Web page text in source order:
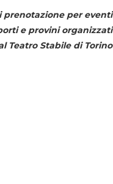
prenotazione per eventi
e provini organizzati
Teatro Stabile di Torino